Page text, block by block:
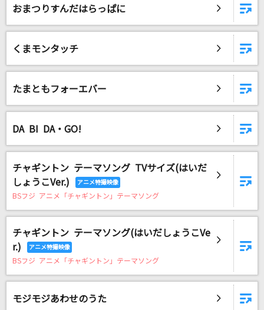
sumika
ずっと真夜中でいいのに。
Butterfly Kiss
虹色の戦争
SEKAI NO OWARI(世界の終わり)
草原の奇跡
[生音]オリオンをなぞる
UNISON SQUARE GARDEN
HEART OF SWORD～夜明け前～(ビデオクリッ
プバージョン)
おまつりすんだはらっぱに
くまモンタッチ
たまともフォーエバー
DA BI DA・GO!
チャギントン テーマソング TVサイズ(はいだ
しょうこVer.)
BSフジ アニメ「チャギントン」テーマソング
チャギントン テーマソング(はいだしょうこVe
r.)
BSフジ アニメ「チャギントン」テーマソング
モジモジあわせのうた